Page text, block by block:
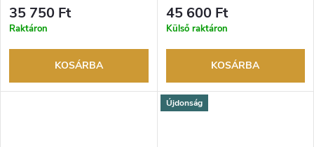
márkakereskedő.
35 750 Ft
Raktáron
KOSÁRBA
márkakereskedő.
45 600 Ft
Külső raktáron
KOSÁRBA
Újdonság